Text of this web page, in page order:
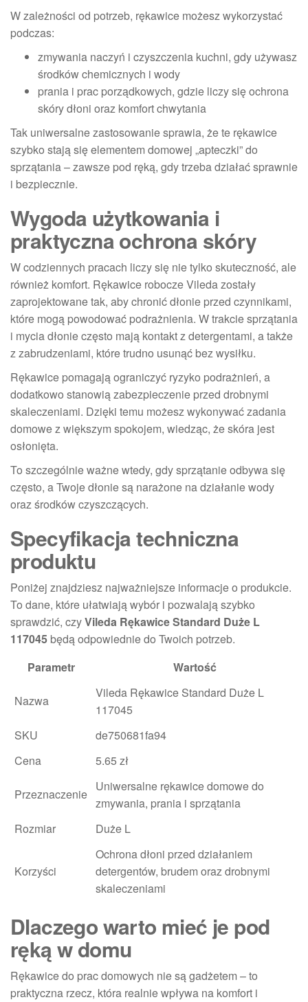
W zależności od potrzeb, rękawice możesz wykorzystać
podczas:
zmywania naczyń i czyszczenia kuchni, gdy używasz
środków chemicznych i wody
prania i prac porządkowych, gdzie liczy się ochrona
skóry dłoni oraz komfort chwytania
Tak uniwersalne zastosowanie sprawia, że te rękawice
szybko stają się elementem domowej „apteczki” do
sprzątania – zawsze pod ręką, gdy trzeba działać sprawnie
i bezpiecznie.
Wygoda użytkowania i
praktyczna ochrona skóry
W codziennych pracach liczy się nie tylko skuteczność, ale
również komfort. Rękawice robocze Vileda zostały
zaprojektowane tak, aby chronić dłonie przed czynnikami,
które mogą powodować podrażnienia. W trakcie sprzątania
i mycia dłonie często mają kontakt z detergentami, a także
z zabrudzeniami, które trudno usunąć bez wysiłku.
Rękawice pomagają ograniczyć ryzyko podrażnień, a
dodatkowo stanowią zabezpieczenie przed drobnymi
skaleczeniami. Dzięki temu możesz wykonywać zadania
domowe z większym spokojem, wiedząc, że skóra jest
osłonięta.
To szczególnie ważne wtedy, gdy sprzątanie odbywa się
często, a Twoje dłonie są narażone na działanie wody
oraz środków czyszczących.
Specyfikacja techniczna
produktu
Poniżej znajdziesz najważniejsze informacje o produkcie.
To dane, które ułatwiają wybór i pozwalają szybko
sprawdzić, czyVileda Rękawice Standard Duże L
117045 będą odpowiednie do Twoich potrzeb.
Parametr
Wartość
Nazwa
Vileda Rękawice Standard Duże L
117045
SKU
de750681fa94
Cena
5.65 zł
Przeznaczenie
Uniwersalne rękawice domowe do
zmywania, prania i sprzątania
Rozmiar
Duże L
Korzyści
Ochrona dłoni przed działaniem
detergentów, brudem oraz drobnymi
skaleczeniami
Dlaczego warto mieć je pod
ręką w domu
Rękawice do prac domowych nie są gadżetem – to
praktyczna rzecz, która realnie wpływa na komfort i